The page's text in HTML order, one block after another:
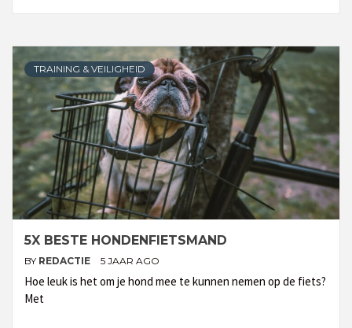
TRAINING & VEILIGHEID
5X BESTE HONDENFIETSMAND
BY REDACTIE 5 JAAR AGO
Hoe leuk is het om je hond mee te kunnen nemen op de fiets?
Met